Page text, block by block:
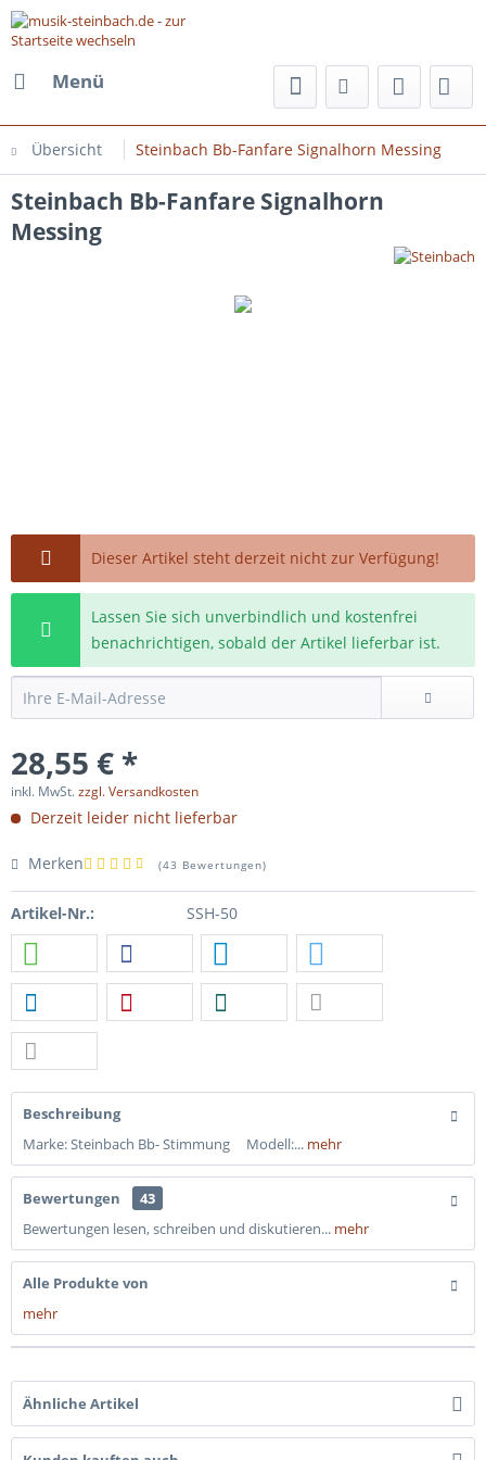
Menü
Übersicht Steinbach Bb-Fanfare Signalhorn Messing
Steinbach Bb-Fanfare Signalhorn
Messing
Dieser Artikel steht derzeit nicht zur Verfügung!
Lassen Sie sich unverbindlich und kostenfrei
benachrichtigen, sobald der Artikel lieferbar ist.
28,55 € *
inkl. MwSt.zzgl. Versandkosten
Derzeit leider nicht lieferbar
Merken (43 Bewertungen)
Artikel-Nr.: SSH-50
Beschreibung
Marke: Steinbach Bb- Stimmung Modell:... mehr
Bewertungen
43
Bewertungen lesen, schreiben und diskutieren... mehr
Alle Produkte von
mehr
Ähnliche Artikel